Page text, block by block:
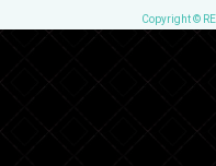
Copyright ©